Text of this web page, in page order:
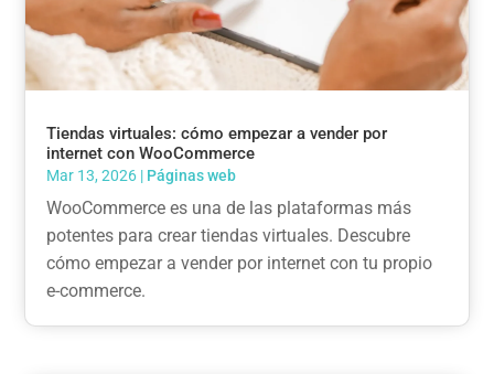
Tiendas virtuales: cómo empezar a vender por
internet con WooCommerce
Mar 13, 2026 | Páginas web
WooCommerce es una de las plataformas más
potentes para crear tiendas virtuales. Descubre
cómo empezar a vender por internet con tu propio
e-commerce.